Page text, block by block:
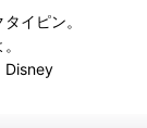
イピン。
Disney